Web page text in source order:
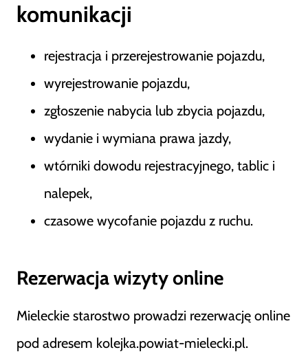
komunikacji
rejestracja i przerejestrowanie pojazdu,
wyrejestrowanie pojazdu,
zgłoszenie nabycia lub zbycia pojazdu,
wydanie i wymiana prawa jazdy,
wtórniki dowodu rejestracyjnego, tablic i
nalepek,
czasowe wycofanie pojazdu z ruchu.
Rezerwacja wizyty online
Mieleckie starostwo prowadzi rezerwację online
pod adresem kolejka.powiat-mielecki.pl.